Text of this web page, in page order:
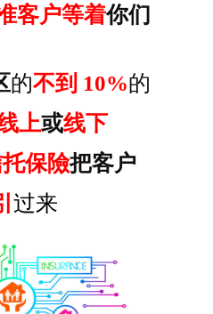
客户等着你们
的不到 10%的
上或线下
保險把客户
过来